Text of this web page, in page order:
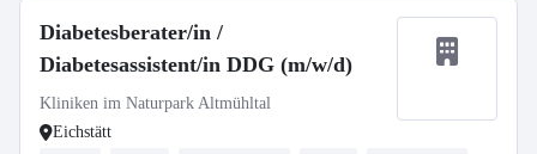
Diabetesberater/in /
Diabetesassistent/in DDG (m/w/d)
Kliniken im Naturpark Altmühltal
Eichstätt